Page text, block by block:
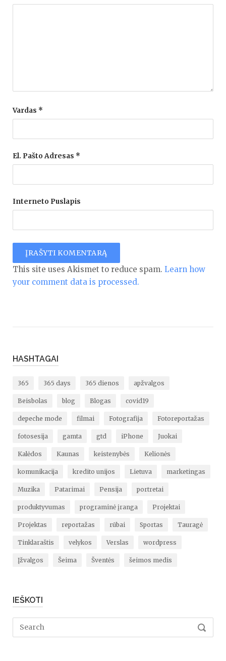
Vardas *
El. Pašto Adresas *
Interneto Puslapis
This site uses Akismet to reduce spam. Learn how
your comment data is processed.
HASHTAGAI
365 365 days 365 dienos apžvalgos
Beisbolas blog Blogas covid19
depeche mode filmai Fotografija Fotoreportažas
fotosesija gamta gtd iPhone Juokai
Kalėdos Kaunas keistenybės Kelionės
komunikacija kredito unijos Lietuva marketingas
Muzika Patarimai Pensija portretai
produktyvumas programinė įranga Projektai
Projektas reportažas rūbai Sportas Tauragė
Tinklaraštis velykos Verslas wordpress
Įžvalgos Šeima Šventės šeimos medis
IEŠKOTI
Search